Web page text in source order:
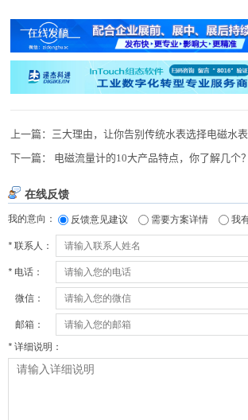
上一篇： 三大理由，让你告别传统水表选择电磁水表
下一篇：
电磁流量计的10大产品特点，你了解几个？